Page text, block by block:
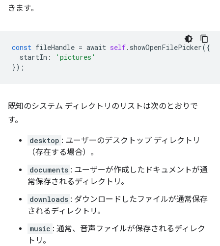
きます。
const fileHandle = await self. showOpenFilePicker({
startIn :
'pictures'
});
既知のシステム ディレクトリのリストは次のとおりで
す。
desktop : ユーザーのデスクトップ ディレクトリ
（存在する場合）。
documents : ユーザーが作成したドキュメントが通
常保存されるディレクトリ。
downloads : ダウンロードしたファイルが通常保存
されるディレクトリ。
music : 通常、音声ファイルが保存されるディレク
トリ。